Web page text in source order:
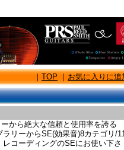
｜ TOP ｜ お気に入りに追
から絶大な信頼と使用率を誇る
リーからSE(効果音)8カテゴリ/
コーディングのSEにお使い下さ